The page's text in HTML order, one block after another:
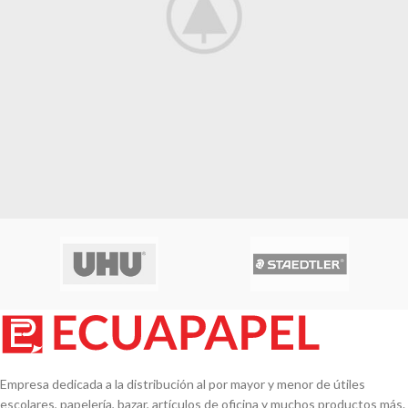
Decor
Rhoncus quisque sollicitudin
Empresa dedicada a la distribución al por mayor y menor de útiles
escolares, papelería, bazar, artículos de oficina y muchos productos más.